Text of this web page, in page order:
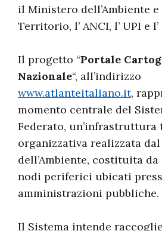
il Ministero dell’Ambiente
Territorio, l’ ANCI, l’ UPI e l’
Il progetto “Portale
Nazionale“, all’indirizzo
www.atlanteitaliano.it,
momento centrale del
Federato, un’infrastruttura
organizzativa realizzata
dell’Ambiente, costituita
nodi periferici ubicati
amministrazioni pubbliche.
Il Sistema intende